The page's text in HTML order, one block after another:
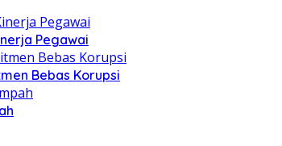
Pegawai
Bebas Korupsi